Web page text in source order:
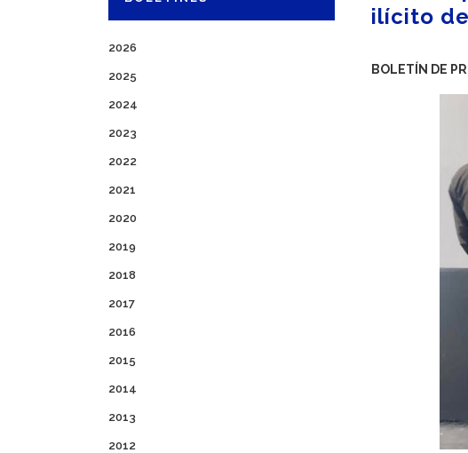
2026
2025
2024
2023
2022
2021
2020
2019
2018
2017
2016
2015
2014
2013
2012
ilícito
BOLETÍN DE